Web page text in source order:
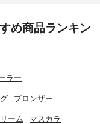
め商品ランキン
ラー
ブロンザー
ーム マスカラ